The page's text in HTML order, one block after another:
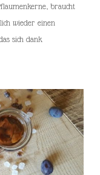
braucht
wieder einen
sich dank